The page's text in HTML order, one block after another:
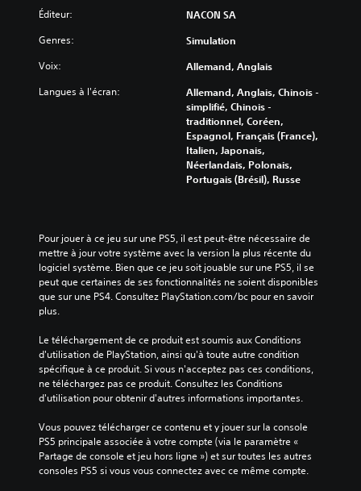
Éditeur: NACON SA
Genres: Simulation
Voix: Allemand, Anglais
Langues à l'écran:
Allemand, Anglais, Chinois -
simplifié, Chinois -
traditionnel, Coréen,
Espagnol, Français (France),
Italien, Japonais,
Néerlandais, Polonais,
Portugais (Brésil), Russe
Pour jouer à ce jeu sur une PS5, il est peut-être nécessaire de
mettre à jour votre système avec la version la plus récente du
logiciel système. Bien que ce jeu soit jouable sur une PS5, il se
peut que certaines de ses fonctionnalités ne soient disponibles
que sur une PS4. Consultez PlayStation.com/bc pour en savoir
plus.
Le téléchargement de ce produit est soumis aux Conditions
d'utilisation de PlayStation, ainsi qu'à toute autre condition
spécifique à ce produit. Si vous n'acceptez pas ces conditions,
ne téléchargez pas ce produit. Consultez les Conditions
d'utilisation pour obtenir d'autres informations importantes.
Vous pouvez télécharger ce contenu et y jouer sur la console
PS5 principale associée à votre compte (via le paramètre «
Partage de console et jeu hors ligne ») et sur toutes les autres
consoles PS5 si vous vous connectez avec ce même compte.